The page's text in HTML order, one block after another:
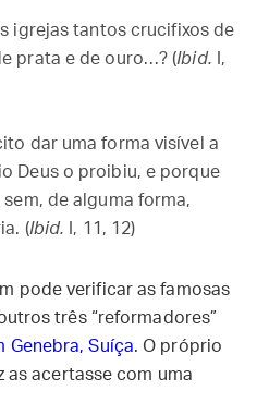
igrejas tantos crucifixos de
prata e de ouro…? (Ibid. I,
dar uma forma visível a
Deus o proibiu, e porque
de alguma forma,
(Ibid. I, 11, 12)
pode verificar as famosas
três “reformadores”
Genebra, Suíça. O próprio
as acertasse com uma